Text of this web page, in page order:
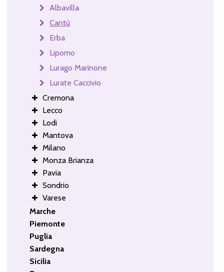
Albavilla
Cantù
Erba
Lipomo
Lurago Marinone
Lurate Caccivio
Cremona
Lecco
Lodi
Mantova
Milano
Monza Brianza
Pavia
Sondrio
Varese
Marche
Piemonte
Puglia
Sardegna
Sicilia